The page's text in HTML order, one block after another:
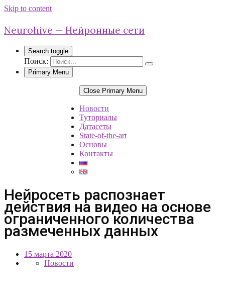
Skip to content
Neurohive — Нейронные сети
Search toggle
Поиск:
Primary Menu
Close Primary Menu
Новости
Туториалы
Датасеты
State-of-the-art
Основы
Контакты
Нейросеть распознает
действия на видео на основе
ограниченного количества
размеченных данных
15 марта 2020
Новости